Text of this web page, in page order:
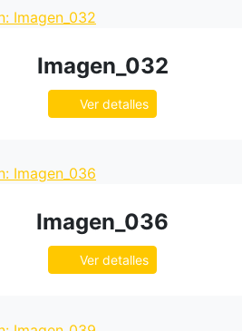
Imagen_032
Ver detalles
Imagen_036
Ver detalles